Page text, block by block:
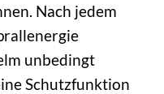
Nach jedem
unbedingt
Schutzfunktion